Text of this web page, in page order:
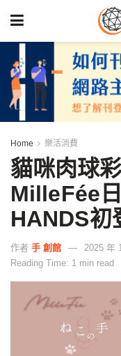
Home 樂活消費
貓咪肉球
MilleFée
HANDS初
作者 手 創館
2025 年
Reading Time: 1 min read